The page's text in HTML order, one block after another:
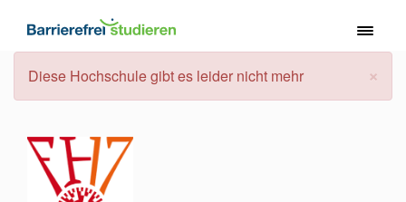
Inhalt
×
Fehlermeldung
Diese Hochschule gibt es leider nicht mehr